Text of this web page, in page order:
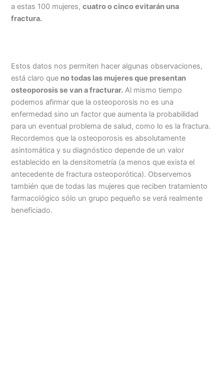
a estas 100 mujeres,cuatro o cinco evitarán una
fractura.
Estos datos nos permiten hacer algunas observaciones,
está claro que no todas las mujeres que presentan
osteoporosis se van a fracturar. Al mismo tiempo
podemos afirmar que la osteoporosis no es una
enfermedad sino un factor que aumenta la probabilidad
para un eventual problema de salud, como lo es la fractura.
Recordemos que la osteoporosis es absolutamente
asintomáticay su diagnóstico depende de un valor
establecido en la densitometría (a menos que exista el
antecedente de fractura osteoporótica). Observemos
también que de todas las mujeres que reciben tratamiento
farmacológico sólo un grupo pequeño se verá realmente
beneficiado.